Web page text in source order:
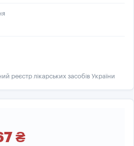
реєстр лікарських засобів України
₴